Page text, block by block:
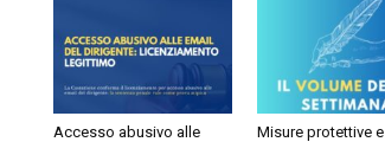
Accesso abusivo alle
Misure protettive e
privacy